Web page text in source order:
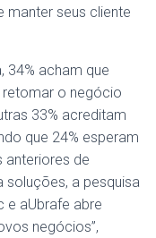
manter seus cliente
34% acham que
retomar o negócio
33% acreditam
que 24% esperam
anteriores de
soluções, a pesquisa
e aUbrafe abre
negócios”,